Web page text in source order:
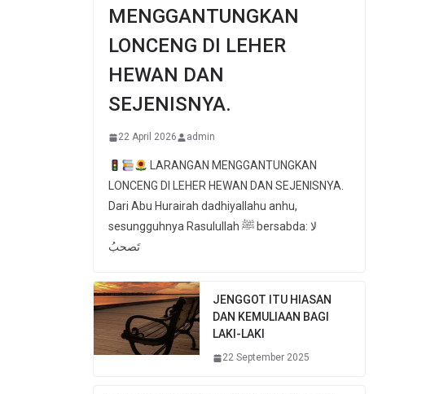
MENGGANTUNGKAN
LONCENG DI LEHER
HEWAN DAN
SEJENISNYA.
22 April 2026 admin
LARANGAN MENGGANTUNGKAN
LONCENG DI LEHER HEWAN DAN SEJENISNYA.
Dari Abu Hurairah dadhiyallahu anhu,
sesungguhnya Rasulullah ﷺ bersabda: لا
تَصحبُ
JENGGOT ITU HIASAN
DAN KEMULIAAN BAGI
LAKI-LAKI
22 September 2025